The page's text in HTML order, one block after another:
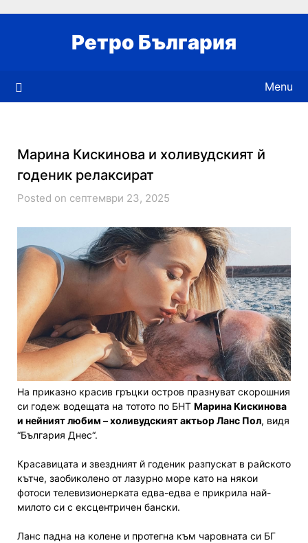
Ретро България
Menu
Марина Кискинова и холивудският й
годеник релаксират
Posted on септември 23, 2025
Ha приказно красив гръцки остров празнуват скорошния
си годеж водещата на тотото по БНТ Марина Кискинова
и нейният любим – холивудският актьор Ланс Пол, видя
“България Днес“.
Красавицата и звездният й годеник разпускат в райското
кътче, заобиколено от лазурно море като на някои
фотоси телевизионерката едва-едва е прикрила най-
милото си с ексцентричен бански.
Ланс падна на колене и протегна към чаровната си БГ